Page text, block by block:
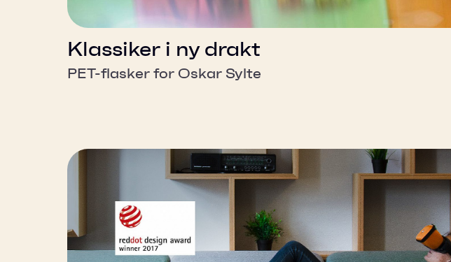
Klassiker i ny drakt
PET-flasker for Oskar Sylte